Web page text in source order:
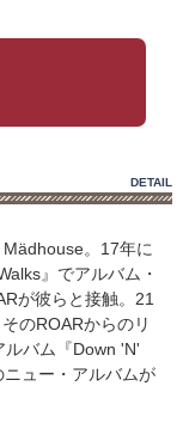
DETAIL
。17年に
』でアルバム・
が彼らと接触。21
のROARからのリ
ルバム『Down 'N'
ュー・アルバムが